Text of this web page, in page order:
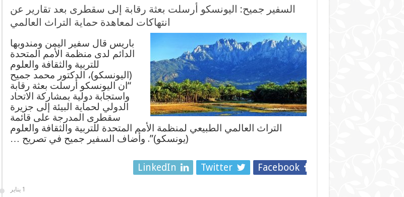
السفير جميح: ‏اليونسكو أرسلت بعثة رقابة إلى سقطرى بعد تقارير عن
انتهاكات لمعاهدة حماية التراث العالمي
باريس قال سفير اليمن ومندوبها
الدائم لدى منظمة الأمم المتحدة
للتربية والثقافة والعلوم
(اليونسكو)، الدكتور محمد جميح
“ان ‏اليونسكو أرسلت بعثة رقابة
واستجابة دولية بمشاركة الاتحاد
الدولي لحماية البيئة إلى جزيرة
سقطرى المدرجة على قائمة
التراث العالمي الطبيعي لمنظمة الأمم المتحدة للتربية والثقافة والعلوم
(يونسكو)”. وأضاف السفير جميح في تصريح …
Facebook
Twitter
LinkedIn
1 يناير